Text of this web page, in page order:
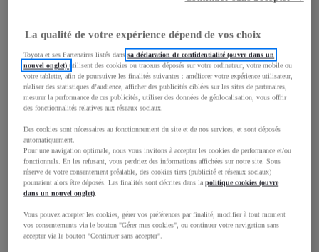
Largeur
1 740mm
Consommation mixte
Émissions CO2
87g/km
La qualité de votre expérience dépend de vos choix
Toyota et ses Partenaires listés danssa déclaration de confidentialité (ouvre dans un
nouvel onglet)utilisent des cookies ou traceurs déposés sur votre ordinateur, votre mobile ou
votre tablette, afin de poursuivre les finalités suivantes : améliorer votre expérience utilisateur,
réaliser des statistiques d’audience, afficher des publicités ciblées sur les sites de partenaires,
mesurer la performance de ces publicités, utiliser des données de géolocalisation, vous offrir
des fonctionnalités relatives aux réseaux sociaux.
Des cookies sont nécessaires au fonctionnement du site et de nos services, et sont déposés
automatiquement.
Pour une navigation optimale, nous vous invitons à accepter les cookies de performance et/ou
fonctionnels. En les refusant, vous perdriez des informations affichées sur notre site. Sous
réserve de votre consentement préalable, des cookies tiers (publicité et réseaux sociaux)
pourraient alors être déposés. Les finalités sont décrites dans lapolitique cookies (ouvre
dans un nouvel onglet)
Vous pouvez accepter les cookies, gérer vos préférences par finalité, modifier à tout moment
vos consentements via le bouton "Gérer mes cookies", ou continuer votre navigation sans
accepter via le bouton "Continuer sans accepter".